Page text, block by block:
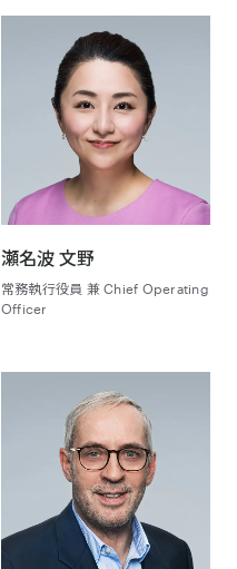
瀬名波 文野
常務執行役員 兼 Chief Operating
Officer